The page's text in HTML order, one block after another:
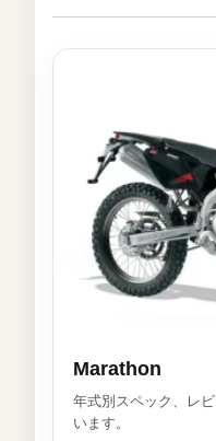
Marathon
年式別スペック、レ
います。